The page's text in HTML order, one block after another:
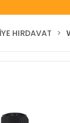
HIRDAVAT